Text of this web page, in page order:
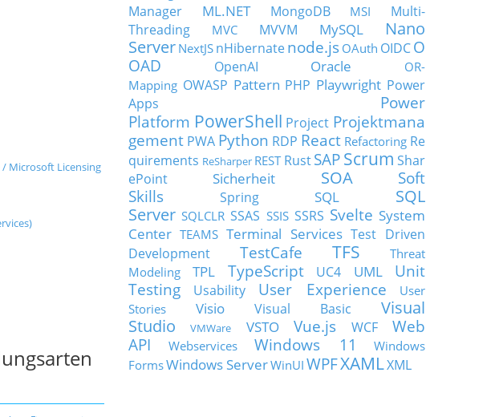
Microsoft Licensing
Manager
ML.NET MongoDB MSI
Multi-
Threading
MVC MVVM MySQL
Nano
Server NextJS nHibernatenode.js OAuth OIDCO
OAD
OpenAI Oracle
OR-
Mapping OWASP Pattern PHP Playwright Power
Apps
Power
Platform PowerShell Project Projektmana
gement PWA Python RDP React Refactoring Re
quirements ReSharper REST Rust SAP Scrum Shar
ePoint
Sicherheit SOA
Soft
Skills
Spring SQL
SQL
Server SQLCLR SSAS SSIS SSRS Svelte System
Center TEAMS Terminal Services Test Driven
Development
TestCafe TFS
Threat
Modeling
TPL TypeScript UC4 UML
Unit
Testing
Usability User Experience
User
Stories
Visio Visual Basic
Visual
Studio
VMWare VSTO Vue.js WCF
Web
API
Webservices Windows 11
Windows
FormsWindows ServerWinUI WPFXAMLXML